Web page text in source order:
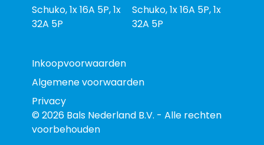
Inkoopvoorwaarden
Algemene voorwaarden
Privacy
© 2026 Bals Nederland B.V. - Alle rechten
voorbehouden